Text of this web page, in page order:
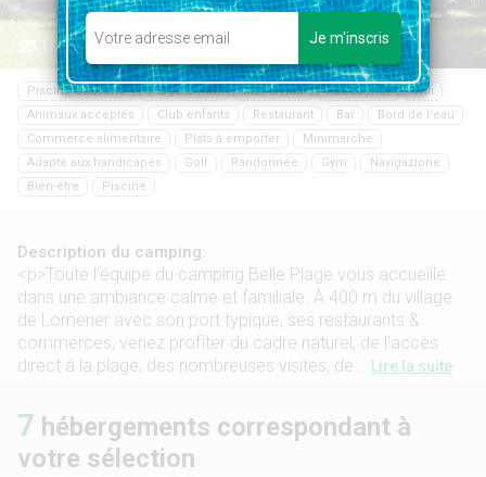
1/44
Piscine couverte Plage 0.1KM Mer 0.1KM Accès mer
Wifi
Animaux acceptés
Club enfants Restaurant Bar
Bord de l'eau
Commerce alimentaire
Plats à emporter
Minimarché
Adapté aux handicapés
Golf Randonnée Gym
Navigazione
Bien-être
Piscine
Description du camping:
<p>Toute l’équipe du camping Belle Plage vous accueille
dans une ambiance calme et familiale. À 400 m du village
de Lomener avec son port typique, ses restaurants &
commerces, venez profiter du cadre naturel, de l’accès
direct à la plage, des nombreuses visites, de...
Lire la suite
7 hébergements correspondant à
votre sélection
Je m'inscris